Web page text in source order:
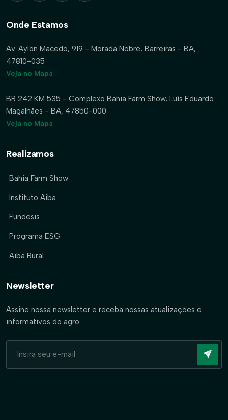
Onde Estamos
Av. Aylon Macedo, 919 - Morada Nobre, Barreiras - BA,
47810-035
Veja no Mapa
BR 242 KM 535 - Complexo Bahia Farm Show, Luís Eduardo
Magalhães - BA, 47850-000
Veja no Mapa
Realizamos
Bahia Farm Show
Instituto Aiba
Fundesis
Programa ESG
Aiba Rural
Newsletter
Assine nossa newsletter e receba nossas atualizações e
informativos do agro.